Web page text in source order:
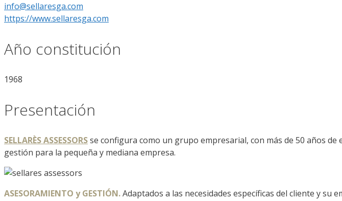
info@sellaresga.com
https://www.sellaresga.com
Año constitución
1968
Presentación
SELLARÈS ASSESSORSse configura como un grupo empresarial, con más de 50 años
gestión para la pequeña y mediana empresa.
ASESORAMIENTO y GESTIÓN.Adaptados a las necesidades específicas del cliente y